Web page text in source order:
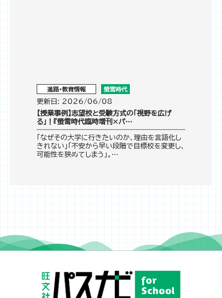
進路・教育情報 螢雪時代
更新日: 2026/06/08
【授業事例】志望校と受験方式の「視野を広げ
る」！『螢雪時代臨時増刊×パ…
「なぜその大学に行きたいのか、理由を言語化し
きれない」「不安から早い段階で目標校を変更し、
可能性を狭めてしまう」。…